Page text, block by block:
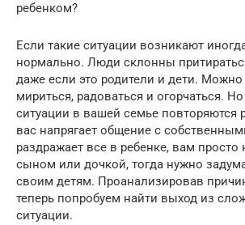
ребенком?
Если такие ситуации возникают
нормально. Люди склонны
даже если это родители и дети. Можно
мириться, радоваться и огорчаться.
ситуации в вашей семье повторяются
вас напрягает общение с
раздражает все в ребенке, вам просто
сыном или дочкой, тогда нужно
своим детям. Проанализировав
теперь попробуем найти выход из
ситуации.